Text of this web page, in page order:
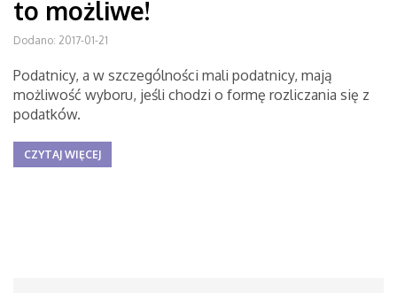
to możliwe!
Dodano: 2017-01-21
Podatnicy, a w szczególności mali podatnicy, mają
możliwość wyboru, jeśli chodzi o formę rozliczania się z
podatków.
CZYTAJ WIĘCEJ